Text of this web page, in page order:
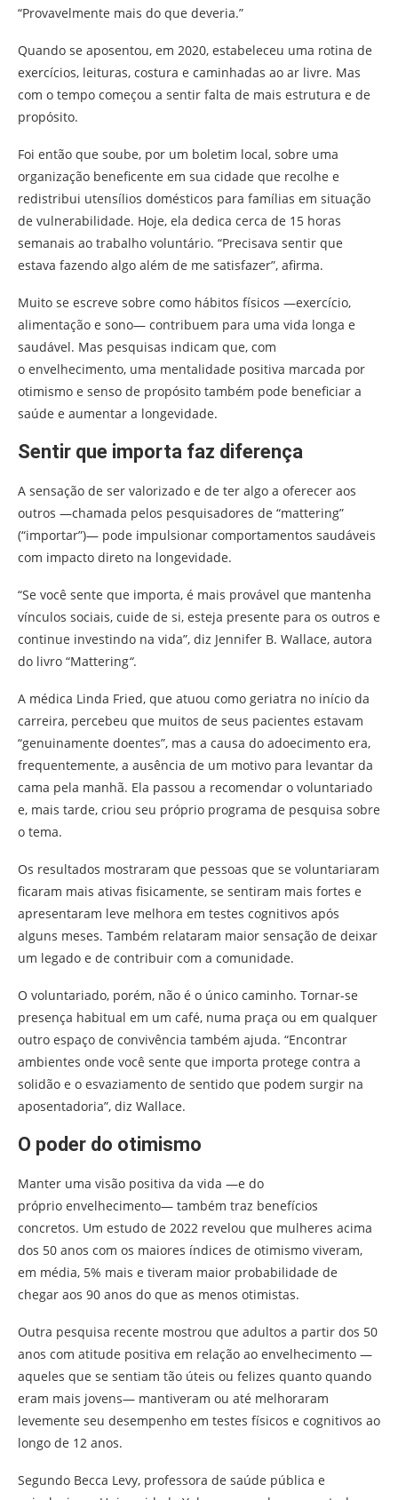
“Provavelmente mais do que deveria.”
Quando se aposentou, em 2020, estabeleceu uma rotina de
exercícios, leituras, costura e caminhadas ao ar livre. Mas
com o tempo começou a sentir falta de mais estrutura e de
propósito.
Foi então que soube, por um boletim local, sobre uma
organização beneficente em sua cidade que recolhe e
redistribui utensílios domésticos para famílias em situação
de vulnerabilidade. Hoje, ela dedica cerca de 15 horas
semanais ao trabalho voluntário. “Precisava sentir que
estava fazendo algo além de me satisfazer”, afirma.
Muito se escreve sobre como hábitos físicos —exercício,
alimentação e sono— contribuem para uma vida longa e
saudável. Mas pesquisas indicam que, com
o envelhecimento, uma mentalidade positiva marcada por
otimismo e senso de propósito também pode beneficiar a
saúde e aumentar a longevidade.
Sentir que importa faz diferença
A sensação de ser valorizado e de ter algo a oferecer aos
outros —chamada pelos pesquisadores de “mattering”
(“importar”)— pode impulsionar comportamentos saudáveis
com impacto direto na longevidade.
“Se você sente que importa, é mais provável que mantenha
vínculos sociais, cuide de si, esteja presente para os outros e
continue investindo na vida”, diz Jennifer B. Wallace, autora
do livro “Mattering“.
A médica Linda Fried, que atuou como geriatra no início da
carreira, percebeu que muitos de seus pacientes estavam
“genuinamente doentes”, mas a causa do adoecimento era,
frequentemente, a ausência de um motivo para levantar da
cama pela manhã. Ela passou a recomendar o voluntariado
e, mais tarde, criou seu próprio programa de pesquisa sobre
o tema.
Os resultados mostraram que pessoas que se voluntariaram
ficaram mais ativas fisicamente, se sentiram mais fortes e
apresentaram leve melhora em testes cognitivos após
alguns meses. Também relataram maior sensação de deixar
um legado e de contribuir com a comunidade.
O voluntariado, porém, não é o único caminho. Tornar-se
presença habitual em um café, numa praça ou em qualquer
outro espaço de convivência também ajuda. “Encontrar
ambientes onde você sente que importa protege contra a
solidão e o esvaziamento de sentido que podem surgir na
aposentadoria”, diz Wallace.
O poder do otimismo
Manter uma visão positiva da vida —e do
próprio envelhecimento— também traz benefícios
concretos. Um estudo de 2022 revelou que mulheres acima
dos 50 anos com os maiores índices de otimismo viveram,
em média, 5% mais e tiveram maior probabilidade de
chegar aos 90 anos do que as menos otimistas.
Outra pesquisa recente mostrou que adultos a partir dos 50
anos com atitude positiva em relação ao envelhecimento —
aqueles que se sentiam tão úteis ou felizes quanto quando
eram mais jovens— mantiveram ou até melhoraram
levemente seu desempenho em testes físicos e cognitivos ao
longo de 12 anos.
Segundo Becca Levy, professora de saúde pública e